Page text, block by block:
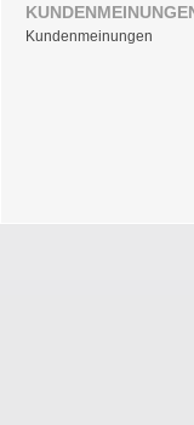
Kundenmeinungen